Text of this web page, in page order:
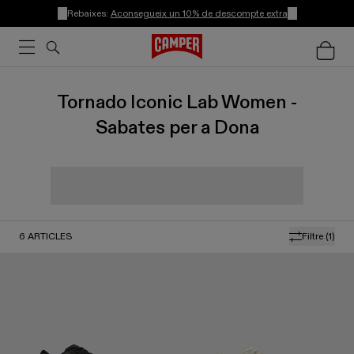
Rebaixes: Aconsegueix un 10% de descompte extra
Tornado Iconic Lab Women -
Sabates per a Dona
Filtre (1)
6 ARTICLES